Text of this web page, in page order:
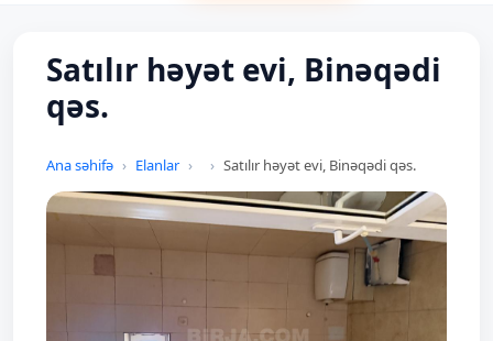
Satılır həyət evi, Binəqədi
qəs.
Ana səhifə Elanlar Satılır həyət evi, Binəqədi qəs.